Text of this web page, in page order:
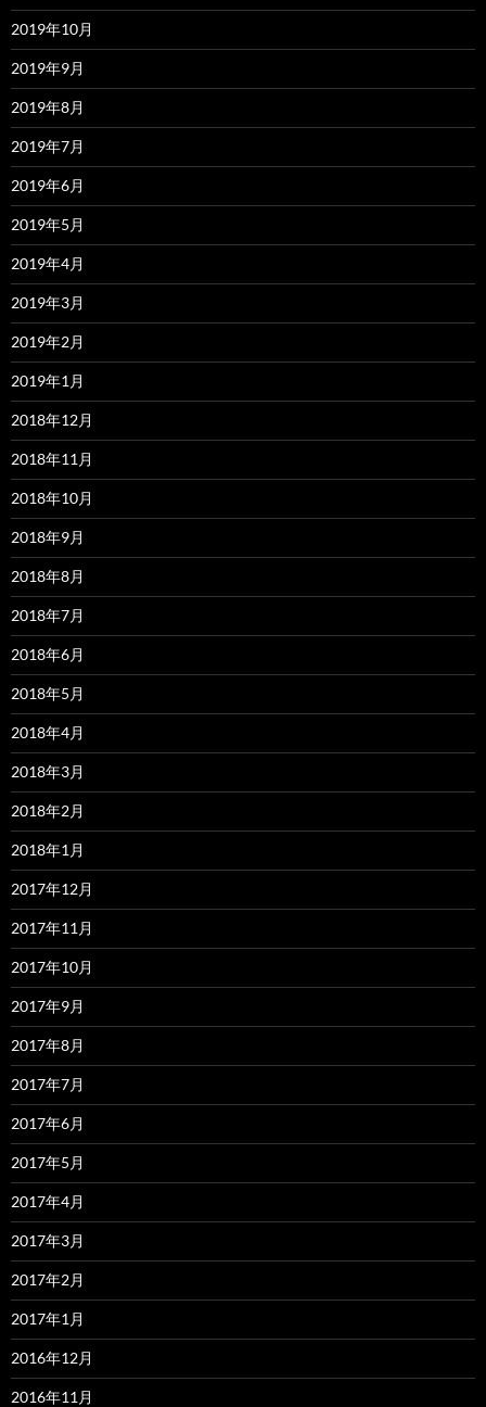
2019年10月
2019年9月
2019年8月
2019年7月
2019年6月
2019年5月
2019年4月
2019年3月
2019年2月
2019年1月
2018年12月
2018年11月
2018年10月
2018年9月
2018年8月
2018年7月
2018年6月
2018年5月
2018年4月
2018年3月
2018年2月
2018年1月
2017年12月
2017年11月
2017年10月
2017年9月
2017年8月
2017年7月
2017年6月
2017年5月
2017年4月
2017年3月
2017年2月
2017年1月
2016年12月
2016年11月